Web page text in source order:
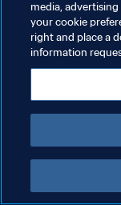
DATENSCHUTZ
COOKIE-
media,
your cookie
right and place a
information